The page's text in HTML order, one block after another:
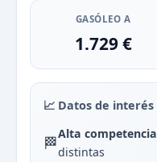
GASÓLEO A
1.729 €
📈 Datos de interés
🏁Alta competencia
distintas